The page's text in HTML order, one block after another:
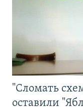
"Сломать
оставили